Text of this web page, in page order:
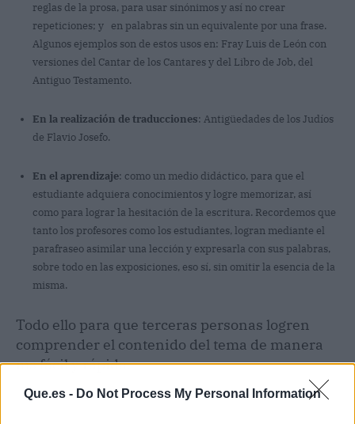
Que.es - Do Not Process My Personal Information
reglas de la prosa, para usar sinónimos y así no crear
repeticiones; y en palabras sin un equivalente por una frase.
Algunos ejemplos son de estos usos en: Fray Luis de León con
versiones del Cantar de los Cantares y del Libro de Job, del
Antiguo Testamento.
En la realización de traducciones: Antigüedades de los Judíos
de Flavio Josefo.
En el aprendizaje: como un medio didáctico, para que el
estudiante adquiera conocimientos y logre memorizar, así
como para lograr la hesitación de la escritura. Recordemos que
tanto los profesores como los estudiantes, logran mediante el
parafraseo asimilar una lección y expresarla con sus palabras,
sobre todo en las exposiciones, eso sí, sin omitir la esencia de la
misma.
Todo ello para que terceras personas logren
comprender el contenido del tema de manera
ms fácil y rápida.